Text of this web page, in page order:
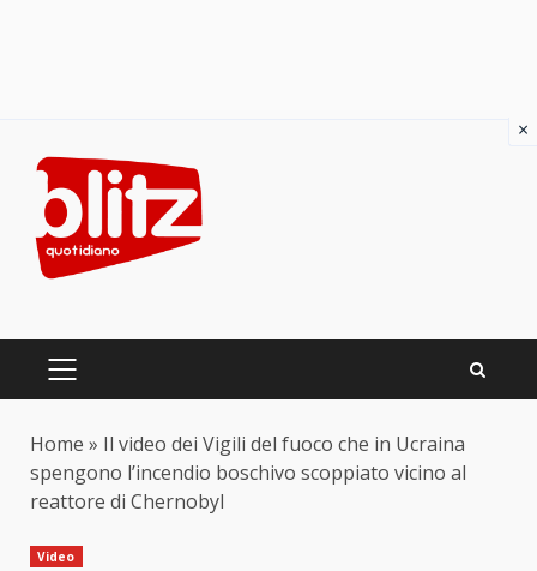
content
PRIMARY
Home » Il video dei Vigili del fuoco che in Ucraina
spengono l’incendio boschivo scoppiato vicino al
reattore di Chernobyl
Video
×